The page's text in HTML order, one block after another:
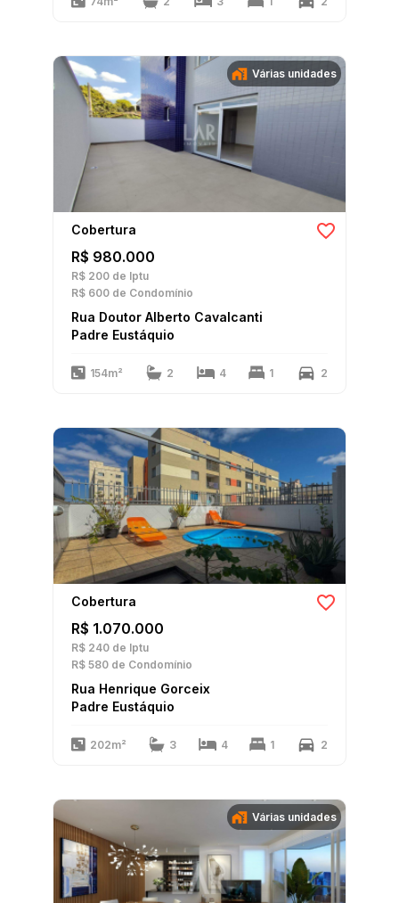
Várias unidades
Cobertura
R$ 980.000
R$ 200 de Iptu
R$ 600 de Condomínio
Rua Doutor Alberto Cavalcanti
Padre Eustáquio
154m² 2 4 1 2
Cobertura
R$ 1.070.000
R$ 240 de Iptu
R$ 580 de Condomínio
Rua Henrique Gorceix
Padre Eustáquio
202m² 3 4 1 2
Várias unidades